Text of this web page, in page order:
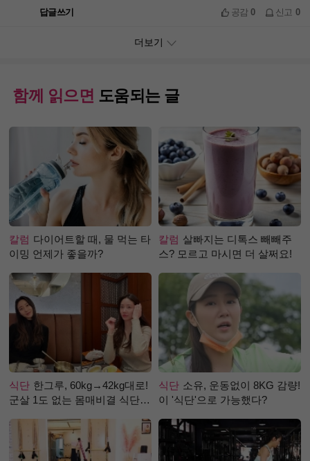
답글쓰기 공감0 신고 0
더보기
함께 읽으면 도움되는 글
칼럼 다이어트할 때, 물 먹는 타
이밍 언제가 좋을까?
칼럼 살빠지는 디톡스 빼빼주
스? 모르고 마시면 더 살쩌요!
식단 한그루, 60kg→42kg대로!
군살 1도 없는 몸매비결 식단
식단 소유, 운동없이 8KG 감량!
이 '식단'으로 가능했다?